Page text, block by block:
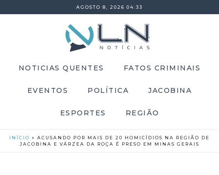
AGOSTO 8, 2026 04:33
NOTICIAS QUENTES FATOS CRIMINAIS
EVENTOS POLÍTICA JACOBINA
ESPORTES REGIÃO
INÍCIO » ACUSANDO POR MAIS DE 20 HOMICÍDIOS NA REGIÃO DE
JACOBINA E VÁRZEA DA ROÇA É PRESO EM MINAS GERAIS